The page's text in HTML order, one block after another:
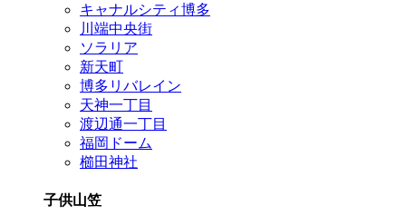
キャナルシティ博多
川端中央街
ソラリア
新天町
博多リバレイン
天神一丁目
渡辺通一丁目
福岡ドーム
櫛田神社
子供山笠